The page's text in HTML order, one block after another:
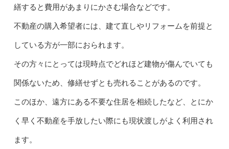
繕すると費用があまりにかさむ場合などです。
不動産の購入希望者には、建て直しやリフォームを前提と
している方が一部におられます。
その方々にとっては現時点でどれほど建物が傷んでいても
関係ないため、修繕せずとも売れることがあるのです。
このほか、遠方にある不要な住居を相続したなど、とにか
く早く不動産を手放したい際にも現状渡しがよく利用され
ます。